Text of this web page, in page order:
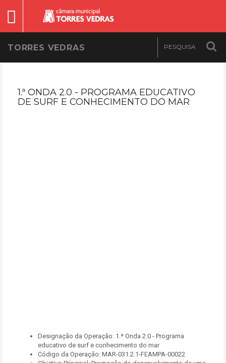
TORRES VEDRAS
1.ª ONDA 2.0 - PROGRAMA EDUCATIVO
DE SURF E CONHECIMENTO DO MAR
Designação da Operação: 1.ª Onda 2.0 - Programa
educativo de surf e conhecimento do mar
Código da Operação: MAR-031.2.1-FEAMPA-00022